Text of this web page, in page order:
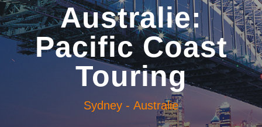
Australie:
Pacific Coast
Touring
Sydney - Australie